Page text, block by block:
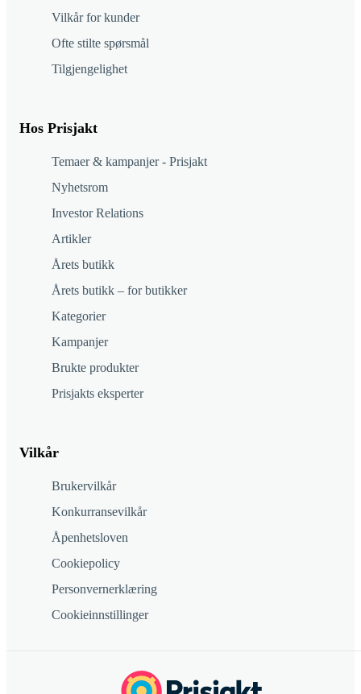
Vilkår for kunder
Ofte stilte spørsmål
Tilgjengelighet
Hos Prisjakt
Temaer & kampanjer - Prisjakt
Nyhetsrom
Investor Relations
Artikler
Årets butikk
Årets butikk – for butikker
Kategorier
Kampanjer
Brukte produkter
Prisjakts eksperter
Vilkår
Brukervilkår
Konkurransevilkår
Åpenhetsloven
Cookiepolicy
Personvernerklæring
Cookieinnstillinger